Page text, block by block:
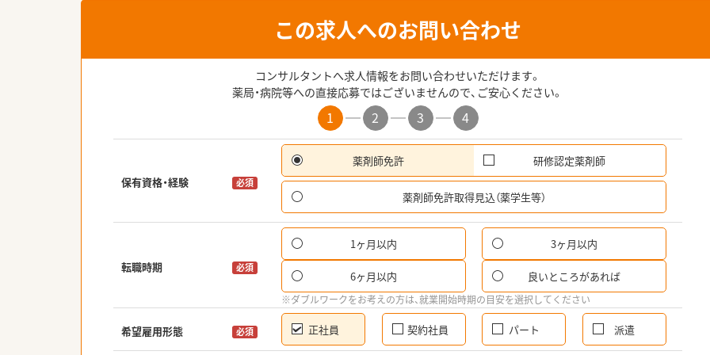
この求人へのお問い合わせ
コンサルタントへ求人情報をお問い合わせいただけます。
薬局・病院等への直接応募ではございませんので、ご安心ください。
1 2 3 4
保有資格・経験 必須
薬剤師免許 研修認定薬剤師
薬剤師免許取得見込（薬学生等）
転職時期 必須
1ヶ月以内 3ヶ月以内
6ヶ月以内 良いところがあれば
※ダブルワークをお考えの方は、就業開始時期の目安を選択してください
希望雇用形態 必須 正社員 契約社員 パート 派遣